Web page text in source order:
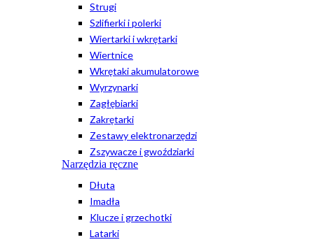
Strugi
Szlifierki i polerki
Wiertarki i wkrętarki
Wiertnice
Wkrętaki akumulatorowe
Wyrzynarki
Zagłębiarki
Zakrętarki
Zestawy elektronarzędzi
Zszywacze i gwoździarki
Narzędzia ręczne
Dłuta
Imadła
Klucze i grzechotki
Latarki